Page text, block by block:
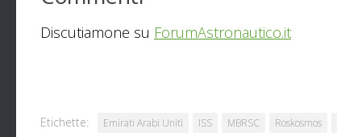
Discutiamone su ForumAstronautico.it
Etichette: Emirati Arabi Uniti ISS MBRSC Roskosmos